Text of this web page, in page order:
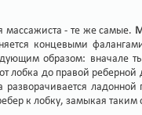
массажиста - те же самые.
концевыми
образом: вначале
лобка до правой
разворачивается
к лобку, замыкая